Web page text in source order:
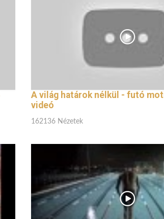
A világ határok nélkül - futó
videó
162136 Nézetek